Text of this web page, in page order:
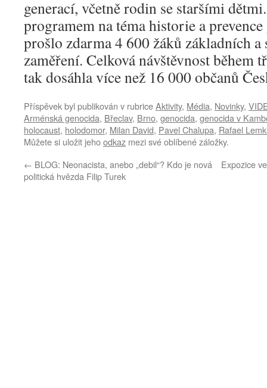
generací, včetně rodin se staršími
programem na téma historie a
prošlo zdarma 4 600 žáků základních a
zaměření. Celková návštěvnost
tak dosáhla více než 16 000 občanů
Příspěvek byl publikován v rubriceAktivity, Média, Novinky,
Arménská genocida, Břeclav, Brno, genocida, genocida v
holocaust, holodomor, Milan David, Pavel Chalupa, Rafael
Můžete si uložit jehoodkaz mezi své oblíbené záložky.
← BLOG: Neonacista, anebo „debil“? Kdo je nová
politická hvězda Filip Turek
Expozice